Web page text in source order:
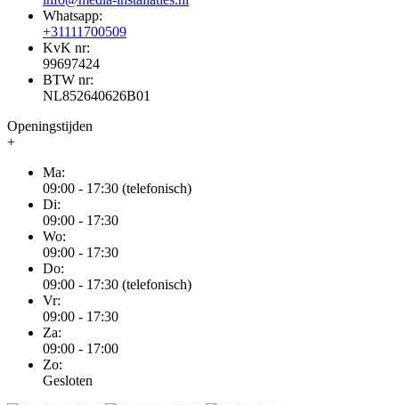
Whatsapp:
+31111700509
KvK nr:
99697424
BTW nr:
NL852640626B01
Openingstijden
+
Ma:
09:00 - 17:30 (telefonisch)
Di:
09:00 - 17:30
Wo:
09:00 - 17:30
Do:
09:00 - 17:30 (telefonisch)
Vr:
09:00 - 17:30
Za:
09:00 - 17:00
Zo:
Gesloten